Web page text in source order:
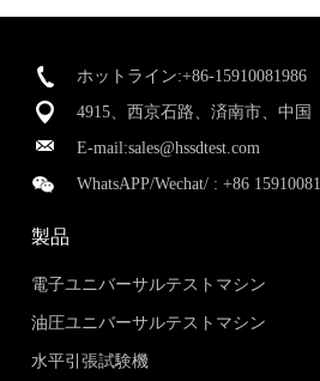
ホットライン:+86-15910081986
4915、西京石路、済南市、中国
E-mail:sales@hssdtest.com
WhatsAPP/Wechat/ :+86
製品
電子ユニバーサルテストマシン
油圧ユニバーサルテストマシン
水平引張試験機